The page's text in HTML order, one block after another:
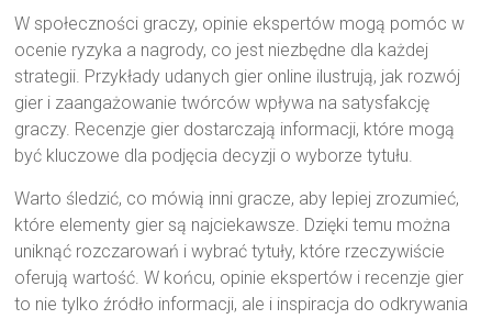
W społeczności graczy, opinie ekspertów mogą pomóc w
ocenie ryzyka a nagrody, co jest niezbędne dla każdej
strategii. Przykłady udanych gier online ilustrują, jak rozwój
gier i zaangażowanie twórców wpływa na satysfakcję
graczy. Recenzje gier dostarczają informacji, które mogą
być kluczowe dla podjęcia decyzji o wyborze tytułu.
Warto śledzić, co mówią inni gracze, aby lepiej zrozumieć,
które elementy gier są najciekawsze. Dzięki temu można
uniknąć rozczarowań i wybrać tytuły, które rzeczywiście
oferują wartość. W końcu, opinie ekspertów i recenzje gier
to nie tylko źródło informacji, ale i inspiracja do odkrywania